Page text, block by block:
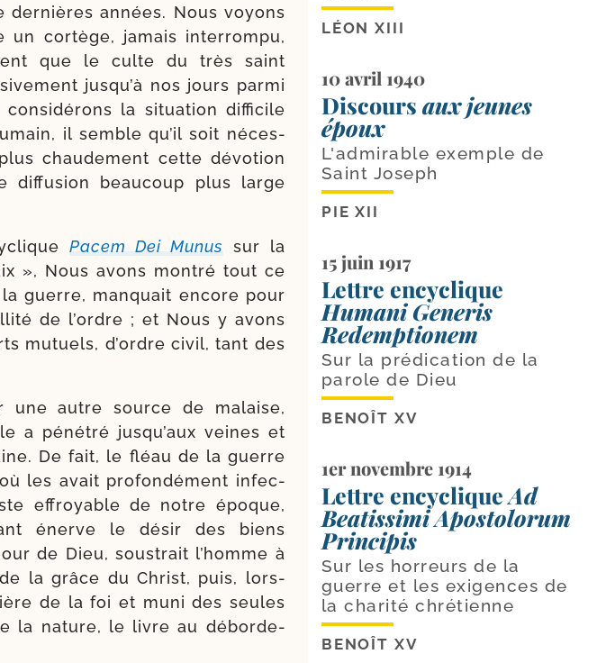
années. Nous voyons
un cor­tège, jamais inter­rom­pu,
que le culte du très saint
jus­qu’à nos jours par­mi
la situa­tion dif­fi­cile
il semble qu’il soit néces­
chau­de­ment cette dévo­tion
beau­coup plus large
Pacem Dei Munus sur la
», Nous avons mon­tré tout ce
guerre, man­quait encore pour
de l’ordre ; et Nous y avons
mutuels, d’ordre civil, tant des
une autre source de malaise,
a péné­tré jus­qu’aux veines et
De fait, le fléau de la guerre
les avait pro­fon­dé­ment infec­
effroyable de notre époque,
énerve le désir des biens
de Dieu, sous­trait l’homme à
la grâce du Christ, puis, lors­
de la foi et muni des seules
la nature, le livre au débor­de­
LÉON XIII
10 avril 1940
Discours aux jeunes
époux
L'admirable exemple de
Saint Joseph
PIE XII
15 juin 1917
Lettre encyclique
Humani Generis
Redemptionem
Sur la prédication de la
parole de Dieu
BENOÎT XV
1er novembre 1914
Lettre encycliqueAd
Beatissimi Apostolorum
Principis
Sur les horreurs de la
guerre et les exigences de
la charité chrétienne
BENOÎT XV